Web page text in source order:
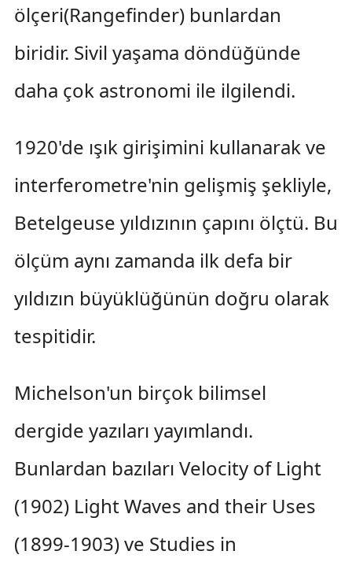
ölçeri(Rangefinder) bunlardan
biridir. Sivil yaşama döndüğünde
daha çok astronomi ile ilgilendi.
1920'de ışık girişimini kullanarak ve
interferometre'nin gelişmiş şekliyle,
Betelgeuse yıldızının çapını ölçtü. Bu
ölçüm aynı zamanda ilk defa bir
yıldızın büyüklüğünün doğru olarak
tespitidir.
Michelson'un birçok bilimsel
dergide yazıları yayımlandı.
Bunlardan bazıları Velocity of Light
(1902) Light Waves and their Uses
(1899-1903) ve Studies in